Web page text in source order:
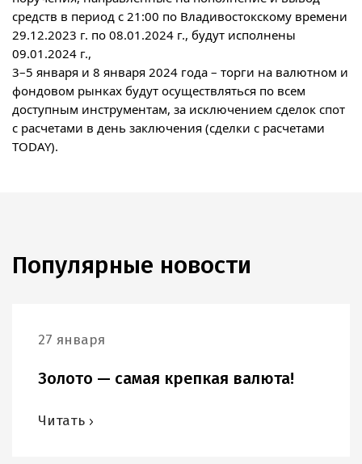
средств в период с 21:00 по Владивостокскому времени
29.12.2023 г. по 08.01.2024 г., будут исполнены
09.01.2024 г.,
3–5 января и 8 января 2024 года – торги на валютном и
фондовом рынках будут осуществляться по всем
доступным инструментам, за исключением сделок спот
с расчетами в день заключения (сделки с расчетами
TODAY).
Популярные новости
27 января
Золото — самая крепкая валюта!
Читать